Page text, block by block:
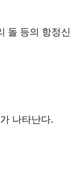
돌 등의 항정신
나타난다.